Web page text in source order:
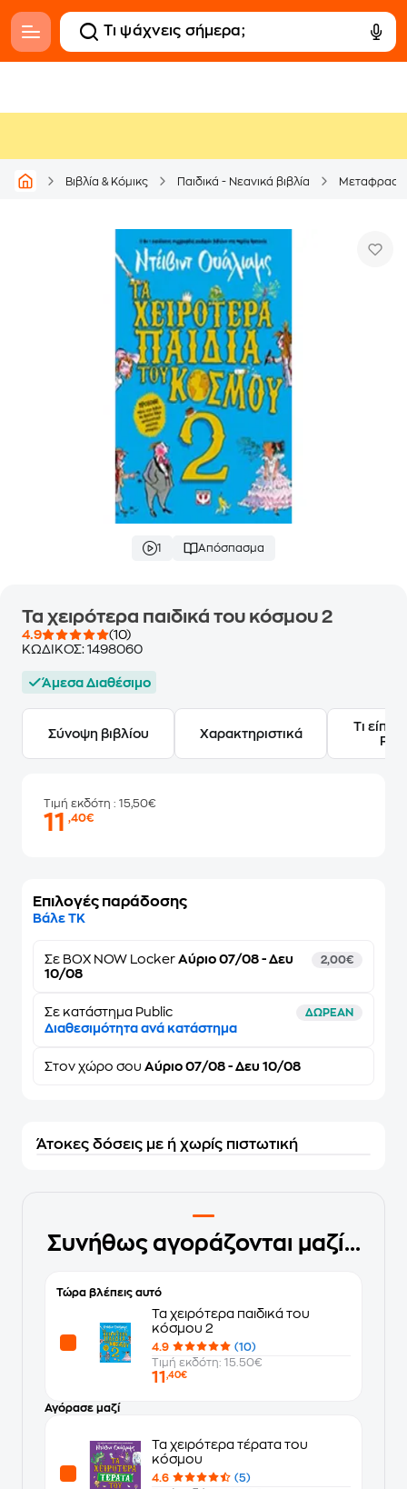
Βιβλία & Κόμικς Παιδικά - Νεανικά βιβλία
1 Απόσπασμα
Τα χειρότερα παιδικά του κόσμου 2
4.9
(10)
ΚΩΔΙΚΟΣ: 1498060
Άμεσα Διαθέσιμο
Σύνοψη βιβλίου Χαρακτηριστικά
Τι
Τιμή εκδότη : 15,50€
11,40€
Επιλογές παράδοσης
Βάλε ΤΚ
Σε BOX NOW Locker Αύριο 07/08 - Δευ
10/08
2,00€
Σε κατάστημα Public ΔΩΡΕΑΝ
Διαθεσιμότητα ανά κατάστημα
Στον χώρο σου Αύριο 07/08 - Δευ 10/08
Άτοκες δόσεις με ή χωρίς πιστωτική
Συνήθως αγοράζονται μαζί...
Τώρα βλέπεις αυτό
Τα χειρότερα παιδικά του
κόσμου 2
4.9
(10)
Τιμή εκδότη: 15.50€
11 ,40€
Αγόρασε μαζί
Τα χειρότερα τέρατα του
κόσμου
4.6
(5)